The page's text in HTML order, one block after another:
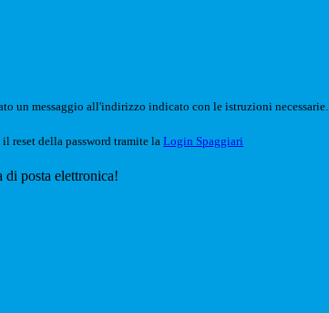
un messaggio all'indirizzo indicato con le istruzioni necessarie.
reset della password tramite la Login Spaggiari
di posta elettronica!